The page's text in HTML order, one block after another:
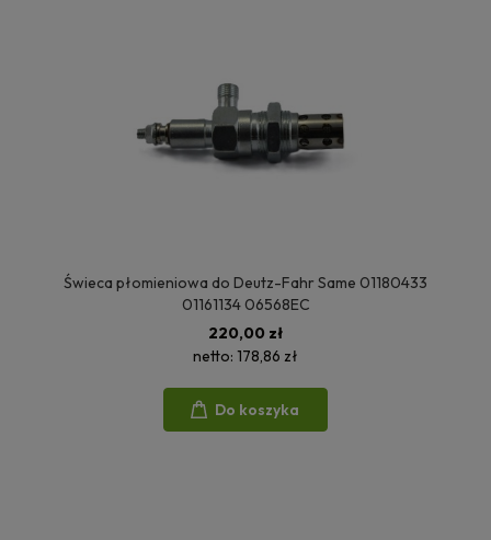
Świeca płomieniowa do Deutz-Fahr Same 01180433
01161134 06568EC
220,00 zł
netto: 178,86 zł
Do koszyka